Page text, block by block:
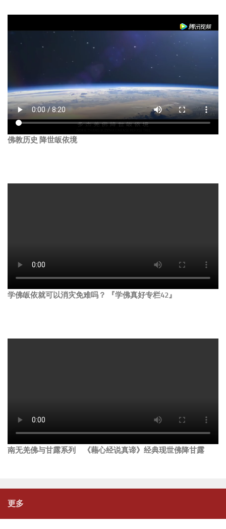
佛教历史 降世皈依境
学佛皈依就可以消灾免难吗？ 『学佛真好专栏42』
南无羌佛与甘露系列 《藉心经说真谛》经典现世佛降甘露
更多